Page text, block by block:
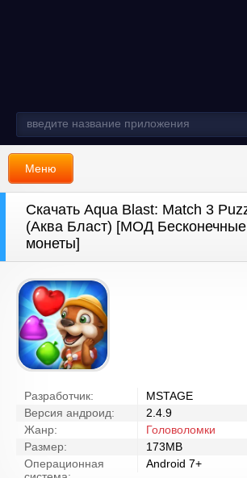
Меню
Скачать Aqua Blast: Match 3
(Аква Бласт) [МОД Бесконечные
монеты]
Разработчик:
MSTAGE
Версия андроид:
2.4.9
Жанр:
Головоломки
Размер:
173MB
Операционная
Android 7+